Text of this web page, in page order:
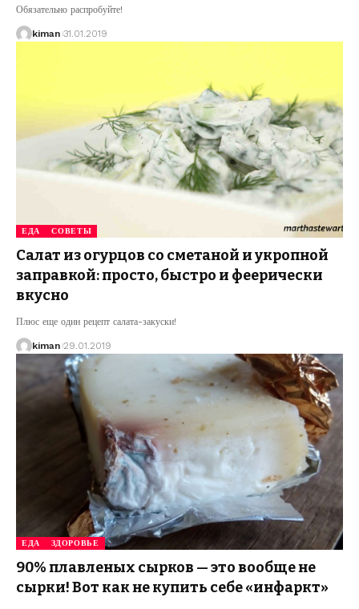
Обязательно распробуйте!
kiman 31.01.2019
ЕДА СОВЕТЫ
Салат из огурцов со сметаной и укропной
заправкой: просто, быстро и феерически
вкусно
Плюс еще один рецепт салата-закуски!
kiman 29.01.2019
ЕДА ЗДОРОВЬЕ
90% плавленых сырков — это вообще не
сырки! Вот как не купить себе «инфаркт»